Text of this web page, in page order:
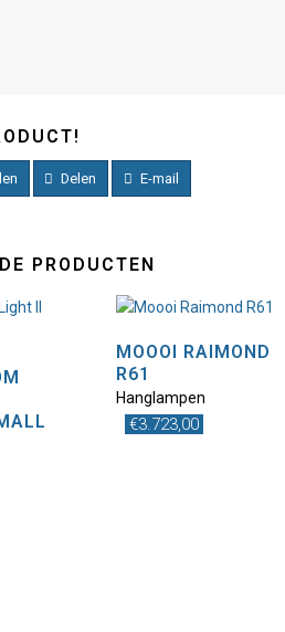
Delen E-mail
PRODUCTEN
MOOOI RAIMOND
R61
Hanglampen
€3.723,00